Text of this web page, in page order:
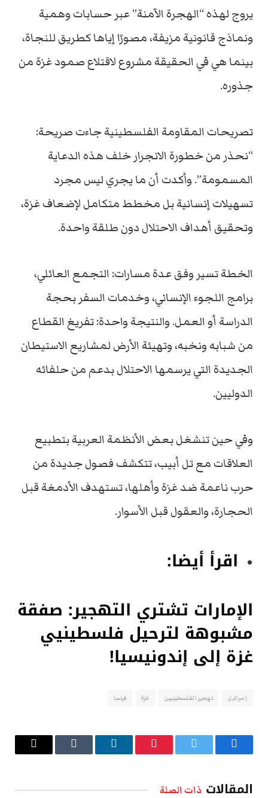
يروج لهذه “الهجرة الآمنة” عبر حسابات وهمية
ونماذج قانونية مزيفة، مصورًا إياها كطريق للنجاة،
بينما هي في الحقيقة مشروع لاقتلاع صمود غزة من
جذوره.
تصريحات المقاومة الفلسطينية جاءت صريحة:
“نحذر من خطورة الانجرار خلف هذه الدعاية
المسمومة”. وأكدت أن ما يجري ليس مجرد
تسهيلات إنسانية بل مخطط متكامل لإضعاف غزة،
وتحقيق أهداف الاحتلال دون طلقة واحدة.
الخطة تسير وفق عدة مسارات: التجمع العائلي،
برامج اللجوء الإنساني، وخدمات السفر بحجة
الدراسة أو العمل. والنتيجة واحدة: تفريغ القطاع
من شبابه ونخبه، وتهيئة الأرض لمشاريع الاستيطان
الجديدة التي يرسمها الاحتلال بدعم من حلفائه
الدوليين.
وفي حين تنشغل بعض الأنظمة العربية بتطبيع
العلاقات مع تل أبيب، تتكشف فصول جديدة من
حرب ناعمة ضد غزة وأهلها، تستهدف الأدمغة قبل
الحجارة، والعقول قبل الأسوار.
اقرأ أيضا:
الإمارات تشتري التهجير: صفقة
مشبوهة لترحيل فلسطينيي
غزة إلى إندونيسيا!
إسرائيل تهجير الفلسطينيين غزة فرنسا
فيسبوك تويتر بينتيريستلينكدإن Tumblr
البريد
المقالات ذات الصلة